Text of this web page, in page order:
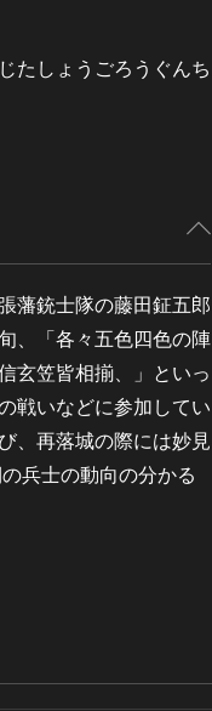
たしょうごろうぐんち
藩銃士隊の藤田鉦五郎
、「各々五色四色の陣
玄笠皆相揃、」といっ
戦いなどに参加してい
、再落城の際には妙見
兵士の動向の分かる